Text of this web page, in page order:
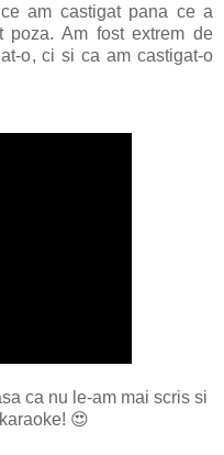
am castigat pana ce a
Am fost extrem de
o, ci si ca am castigat-o
ca nu le-am mai scris si
😍